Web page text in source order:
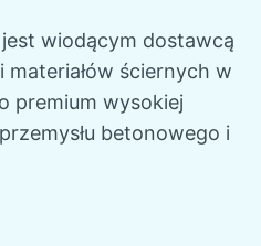
jest wiodącym dostawcą
materiałów ściernych w
premium wysokiej
betonowego i